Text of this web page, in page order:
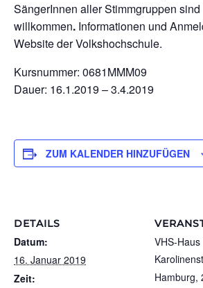
SängerInnen aller Stimmgruppen
willkommen. Informationen und
Website der Volkshochschule.
Kursnummer: 0681MMM09
Dauer: 16.1.2019 – 3.4.2019
ZUM KALENDER HINZUFÜGEN
DETAILS
Datum:
16. Januar 2019
Zeit:
VHS-
Hamburg,